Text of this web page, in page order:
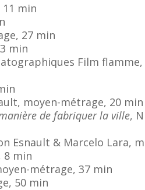
min
27 min
min
Film
moyen-métrage, 20 min
de fabriquer la ville,
Esnault & Marcelo Lara,
8 min
métrage, 37 min
50 min